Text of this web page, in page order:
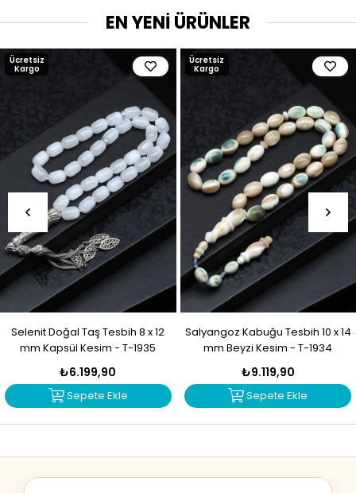
EN YENİ ÜRÜNLER
Selenit Doğal Taş Tesbih 8 x 12
mm Kapsül Kesim - T-1935
₺6.199,90
Sepete Ekle
Ücretsiz
Kargo
Salyangoz Kabuğu Tesbih 10 x 14
mm Beyzi Kesim - T-1934
₺9.119,90
Sepete Ekle
Ücretsiz
Kargo